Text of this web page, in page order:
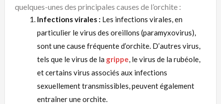
quelques-unes des principales causes de l’orchite :
Infections virales : Les infections virales, en
particulier le virus des oreillons (paramyxovirus),
sont une cause fréquente d’orchite. D’autres virus,
tels que le virus de la grippe , le virus de la rubéole,
et certains virus associés aux infections
sexuellement transmissibles, peuvent également
entraîner une orchite.